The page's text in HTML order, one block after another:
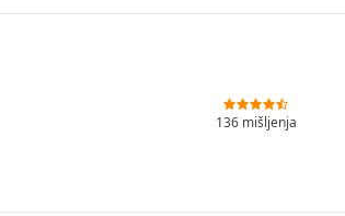
136 mišljenja